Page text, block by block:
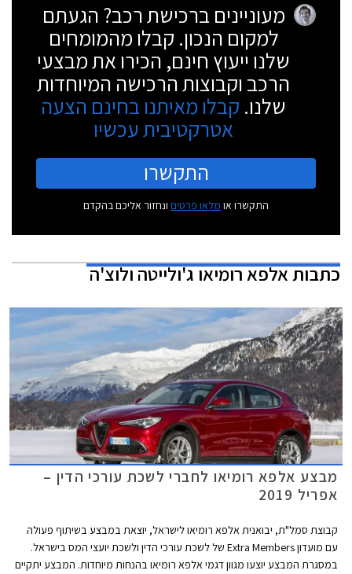
מעוניינים ברכישת רכב? הגעתם
למקום הנכון. קבלו מהמומחים
שלנו ייעוץ חינם, הכירו את מבצעי
הרכב וקבוצות הרכישה המיוחדות
שלנו. קבלו מאיתנו בחינם הצעה
אטרקטיבית עכשיו
התקשרו
התקשרו או מלאו פרטים ונחזור אליכם בהקדם
כתבותאלפא רומיאו ג'ולייטה ולוצ'ה
מבצע אלפא רומיאו לחברי לשכת עורכי הדין –
אפריל 2019
קבוצת סמל"ת, יבואנית אלפא רומיאו לישראל, יוצאת במבצע בשיתוף פעולה
עם מועדון Extra Members של לשכת עורכי הדין ולשכת יועצי המס בישראל.
במסגרת המבצע יוצעו מגוון דגמי אלפא רומיאו בהנחות מיוחדות. המבצע יתקיים